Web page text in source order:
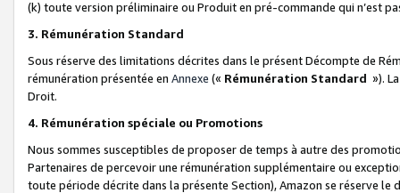
(k) toute version préliminaire ou Produit en pré-commande qui n’est
3. Rémunération Standard
Sous réserve des limitations décrites dans le présent Décompte de
rémunération présentée en Annexe (« Rémunération Standard »).
Droit.
4. Rémunération spéciale ou Promotions
Nous sommes susceptibles de proposer de temps à autre des
Partenaires de percevoir une rémunération supplémentaire ou
toute période décrite dans la présente Section), Amazon se réserve